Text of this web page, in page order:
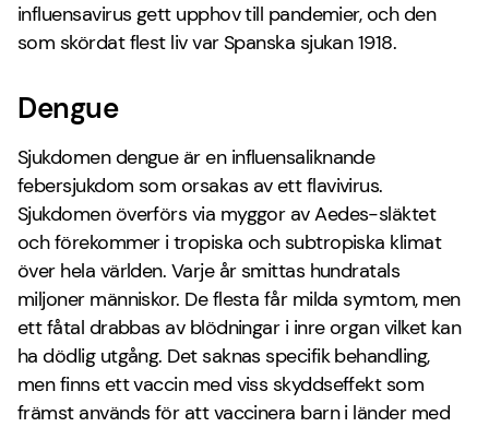
influensavirus gett upphov till pandemier, och den
som skördat flest liv var Spanska sjukan 1918.
Dengue
Sjukdomen dengue är en influensaliknande
febersjukdom som orsakas av ett flavivirus.
Sjukdomen överförs via myggor av Aedes-släktet
och förekommer i tropiska och subtropiska klimat
över hela världen. Varje år smittas hundratals
miljoner människor. De flesta får milda symtom, men
ett fåtal drabbas av blödningar i inre organ vilket kan
ha dödlig utgång. Det saknas specifik behandling,
men finns ett vaccin med viss skyddseffekt som
främst används för att vaccinera barn i länder med